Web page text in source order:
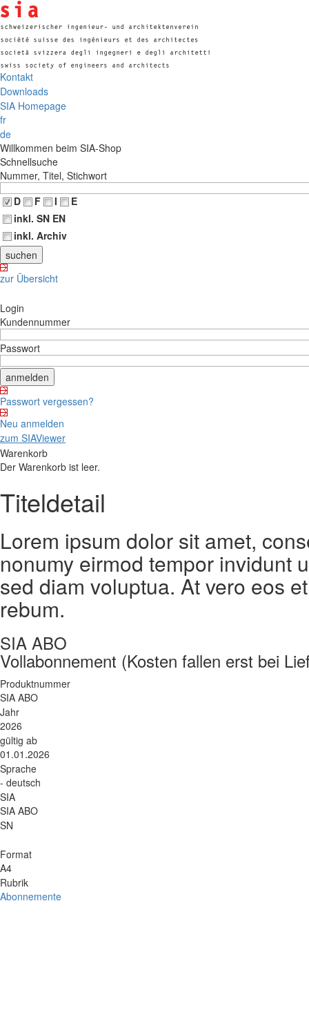
Kontakt
Downloads
SIA Homepage
fr
de
Willkommen beim SIA-Shop
Schnellsuche
Nummer, Titel, Stichwort
D
F I
E
inkl. SN EN
inkl. Archiv
zur Übersicht
Login
Kundennummer
Passwort
Passwort vergessen?
Neu anmelden
zum SIAViewer
Warenkorb
Der Warenkorb ist leer.
Titeldetail
Lorem ipsum dolor sit amet,
nonumy eirmod tempor invidunt
sed diam voluptua. At vero eos
rebum.
SIA ABO
Vollabonnement (Kosten fallen erst bei
Produktnummer
SIA ABO
Jahr
2026
gültig ab
01.01.2026
Sprache
- deutsch
SIA
SIA ABO
SN
Format
A4
Rubrik
Abonnemente